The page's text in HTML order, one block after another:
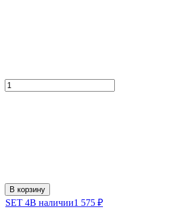
В корзину
SET 4В наличии1 575 ₽